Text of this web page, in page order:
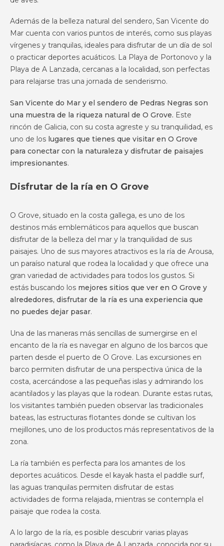
Además de la belleza natural del sendero, San Vicente do
Mar cuenta con varios puntos de interés, como sus playas
vírgenes y tranquilas, ideales para disfrutar de un día de sol
o practicar deportes acuáticos. La Playa de Portonovo y la
Playa de A Lanzada, cercanas a la localidad, son perfectas
para relajarse tras una jornada de senderismo.
San Vicente do Mar y el sendero de Pedras Negras son
una muestra de la riqueza natural de O Grove. Este
rincón de Galicia, con su costa agreste y su tranquilidad, es
uno de los lugares que tienes que visitar en O Grove
para conectar con la naturaleza y disfrutar de paisajes
impresionantes.
Disfrutar de la ría en O Grove
O Grove, situado en la costa gallega, es uno de los
destinos más emblemáticos para aquellos que buscan
disfrutar de la belleza del mar y la tranquilidad de sus
paisajes. Uno de sus mayores atractivos es la ría de Arousa,
un paraíso natural que rodea la localidad y que ofrece una
gran variedad de actividades para todos los gustos. Si
estás buscando los mejores sitios que ver en O Grove y
alrededores, disfrutar de la ría es una experiencia que
no puedes dejar pasar.
Una de las maneras más sencillas de sumergirse en el
encanto de la ría es navegar en alguno de los barcos que
parten desde el puerto de O Grove. Las excursiones en
barco permiten disfrutar de una perspectiva única de la
costa, acercándose a las pequeñas islas y admirando los
acantilados y las playas que la rodean. Durante estas rutas,
los visitantes también pueden observar las tradicionales
bateas, las estructuras flotantes donde se cultivan los
mejillones, uno de los productos más representativos de la
zona.
La ría también es perfecta para los amantes de los
deportes acuáticos. Desde el kayak hasta el paddle surf,
las aguas tranquilas permiten disfrutar de estas
actividades de forma relajada, mientras se contempla el
paisaje que rodea la costa.
A lo largo de la ría, es posible descubrir varias playas